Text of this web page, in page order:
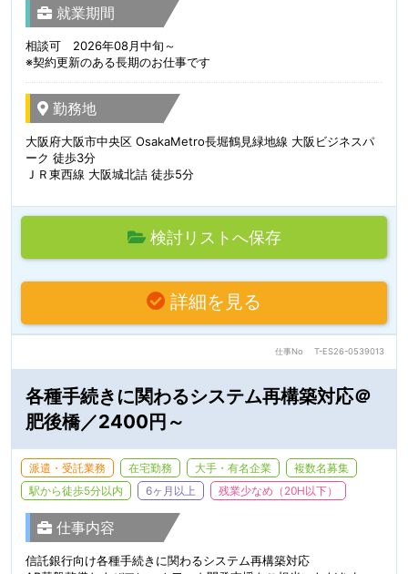
就業期間
相談可 2026年08月中旬～
※契約更新のある長期のお仕事です
勤務地
大阪府大阪市中央区 OsakaMetro長堀鶴見緑地線 大阪ビジネスパ
ーク 徒歩3分
ＪＲ東西線 大阪城北詰 徒歩5分
検討リストへ保存
詳細を見る
仕事No T-ES26-0539013
各種手続きに関わるシステム再構築対応＠
肥後橋／2400円～
派遣・受託業務 在宅勤務 大手・有名企業
複数名募集
駅から徒歩5分以内
6ヶ月以上 残業少なめ（20H以下）
仕事内容
信託銀行向け各種手続きに関わるシステム再構築対応